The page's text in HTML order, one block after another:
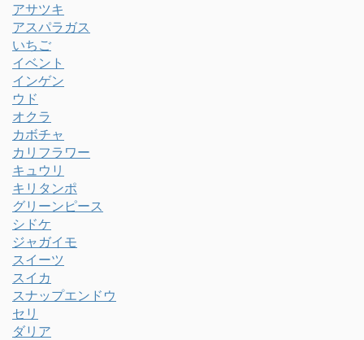
アサツキ
アスパラガス
いちご
イベント
インゲン
ウド
オクラ
カボチャ
カリフラワー
キュウリ
キリタンポ
グリーンピース
シドケ
ジャガイモ
スイーツ
スイカ
スナップエンドウ
セリ
ダリア